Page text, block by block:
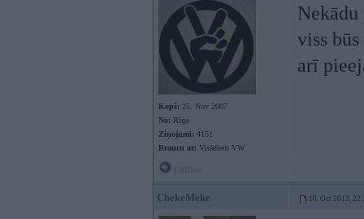
Kopš: 25. Nov 2007
No: Rīga
Ziņojumi: 4151
Braucu ar: Visādiem VW
viss
arī
ChekeMeke 10. Oct 2013,